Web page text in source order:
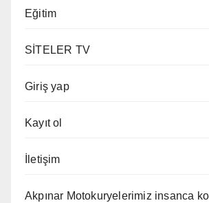
Eğitim
SİTELER TV
Giriş yap
Kayıt ol
İletişim
Akpınar Motokuryelerimiz insanca